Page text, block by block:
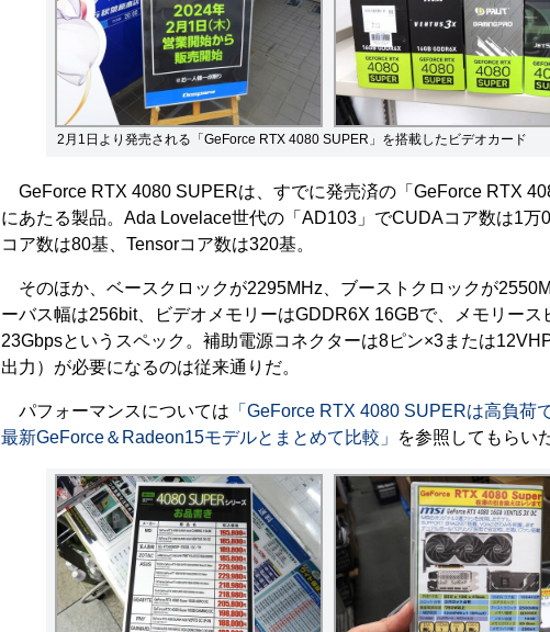
2月1日より発売される「GeForce RTX 4080 SUPER」を搭載したビデオカード
GeForce RTX 4080 SUPERは、すでに発売済の「GeForce RTX
にあたる製品。Ada Lovelace世代の「AD103」でCUDAコア数は1万
コア数は80基、Tensorコア数は320基。
そのほか、ベースクロックが2295MHz、ブーストクロックが
ーバス幅は256bit、ビデオメモリーはGDDR6X 16GBで、メモリース
23Gbpsというスペック。補助電源コネクターは8ピン×3または
出力）が必要になるのは従来通りだ。
パフォーマンスについては 「GeForce RTX 4080 SUPERは高負荷
最新GeForce＆Radeon15モデルとまとめて比較」
を参照してもらい